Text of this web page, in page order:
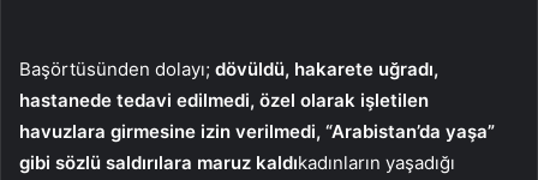
Başörtüsünden dolayı; dövüldü, hakarete uğradı,
hastanede tedavi edilmedi, özel olarak işletilen
havuzlara girmesine izin verilmedi, “Arabistan’da yaşa”
gibi sözlü saldırılara maruz kaldıkadınların yaşadığı